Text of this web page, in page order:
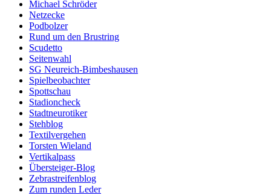
Michael Schröder
Netzecke
Podbolzer
Rund um den Brustring
Scudetto
Seitenwahl
SG Neureich-Bimbeshausen
Spielbeobachter
Spottschau
Stadioncheck
Stadtneurotiker
Stehblog
Textilvergehen
Torsten Wieland
Vertikalpass
Übersteiger-Blog
Zebrastreifenblog
Zum runden Leder